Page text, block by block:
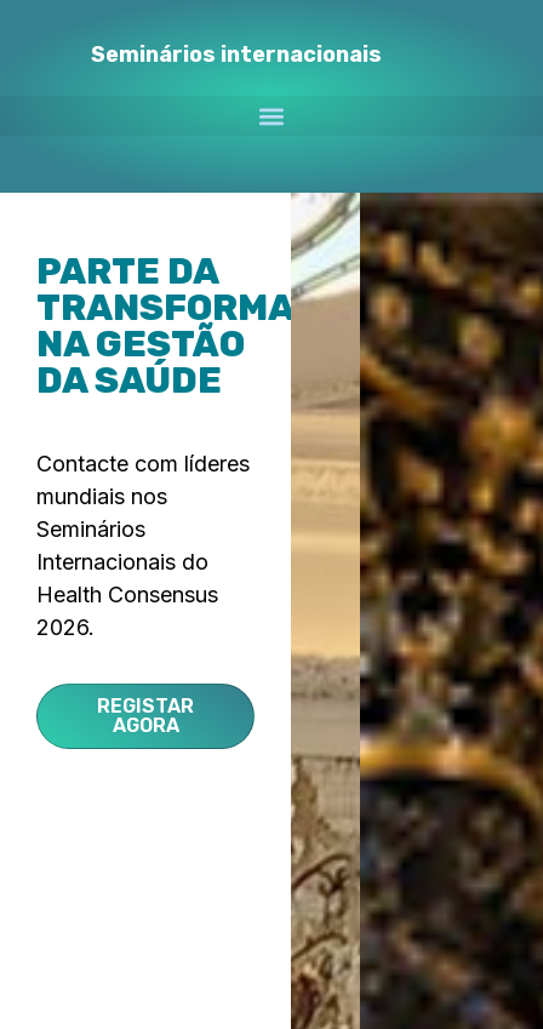
Seminários internacionais
PARTE DA
TRANSFORMAÇÃO
NA GESTÃO
DA SAÚDE
Contacte com líderes
mundiais nos
Seminários
Internacionais do
Health Consensus
2026.
REGISTAR
AGORA